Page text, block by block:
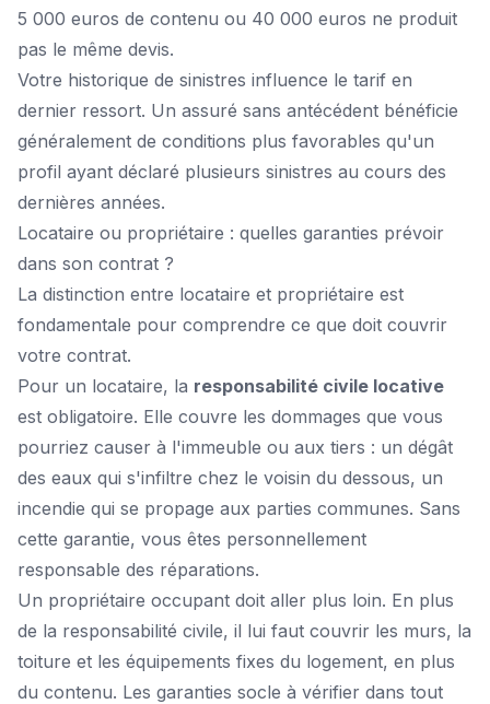
5 000 euros de contenu ou 40 000 euros ne produit
pas le même devis.
Votre historique de sinistres influence le tarif en
dernier ressort. Un assuré sans antécédent bénéficie
généralement de conditions plus favorables qu'un
profil ayant déclaré plusieurs sinistres au cours des
dernières années.
Locataire ou propriétaire : quelles garanties prévoir
dans son contrat ?
La distinction entre locataire et propriétaire est
fondamentale pour comprendre ce que doit couvrir
votre contrat.
Pour un locataire, la responsabilité civile locative
est obligatoire. Elle couvre les dommages que vous
pourriez causer à l'immeuble ou aux tiers : un dégât
des eaux qui s'infiltre chez le voisin du dessous, un
incendie qui se propage aux parties communes. Sans
cette garantie, vous êtes personnellement
responsable des réparations.
Un propriétaire occupant doit aller plus loin. En plus
de la responsabilité civile, il lui faut couvrir les murs, la
toiture et les équipements fixes du logement, en plus
du contenu. Les garanties socle à vérifier dans tout